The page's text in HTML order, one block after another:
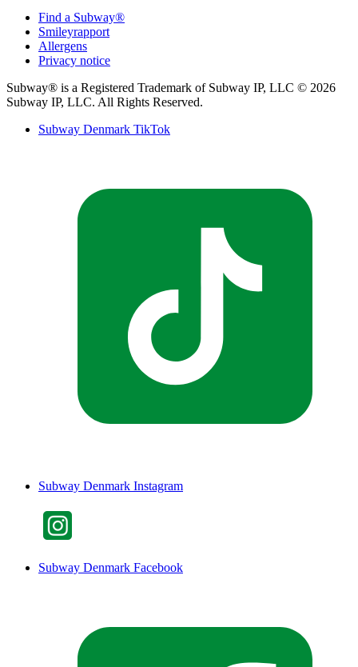
Find a Subway®​​​​‌ ‍ ​‍​‍‌‍ ‌ ​‍‌‍‍‌‌‍‌ ‌‍‍‌‌‍ ‍​‍​‍​ ‍‍​‍​‍‌ ​ ‌‍​‌‌‍ ‍‌‍‍‌‌ ‌​‌ ‍‌​‍ ‍‌‍‍‌‌‍ ​‍​‍​‍ ​​‍​‍‌‍‍​‌ ​‍‌‍‌‌‌‍‌‍​‍​‍​ ‍‍​‍​‍‌‍‍​‌ ‌​‌ ‌​‌ ​​‌ ​ ​ ‍‍​‍ ​‍ ‌‍ ‍‌‍ ‌ ​‍‌‍‌​‌‍‍‌‌‍​ ​‍ ‌‌‍​‍‌‍‍‌‌ ‌​‌‍‌‌‌ ​ ​‍ ‌‌‍‌ ‌ ​‍‌‍ ‌ ‌‌‌ ​​​‍ ‌‌ ​ ‌ ‌​‌ ‌‌‌‍‌​‌‍‍‌‌‍ ​‍ ‍‌ ‌‍‌‍‌‌‌ ​‍‌‍​ ‌‍‌‌‌‍ ​​‍ ‍‌‍​‌‌ ​​‌ ​​​‍ ‌‍‍‌‌‍ ‍‌ ‌​‌‍‌‌‌‍ ‍‌ ‌​​‍ ‌‍‌‌‌‍‌​‌‍‍‌‌ ‌​​‍ ‌‍ ‌‌‍ ‌‍‌​‌‍‌‌​ ‌‌ ​​‌ ​‍‌‍‌‌‌ ​ ‌‍‌‌‌‍ ‍‌ ‌​‌‍​‌‌ ‌​‌‍‍‌‌‍ ‌‍ ‍​ ‍ ‌‍‍‌‌‍‌​​ ‌‌‍​‍​ ​‌​ ‌​​ ‌‍​ ‌ ​ ‍​​ ‍​​ ​‍​‍ ‌​ ‌‍​ ‌‌​ ‌​‌‍‌‍​‍ ‌​ ‌​​ ‌‍​ ​‌​ ‌‍​‍ ‌​ ‍‌​ ‍‌​ ‌‌​ ‌‌​‍ ‌‌‍‌‍​ ‍​‌‍​‍‌‍‌​​ ‍‌​ ​‌‌‍​‍​ ‍​​ ‍​‌‍‌‌​ ​ ​ ‍​​ ‍ ‌ ‌​‌ ‍‌‌ ​​‌‍‌‌​ ‌‌ ‌ ‌‍‌‌‌‍​‍‌ ​ ‌‍‍‌‌ ‌​‌‍‌‌‌​ ‍‌‍​‌‌ ‌‍‌‍‍‌‌‍‌ ‌‍​‌‌ ‌​‌‍‍‌‌‍ ‌‍ ‍‌​‍‌‌ ‌​‌‍‌‌‌‍ ‌​ ‍ ‌ ​​‌‍​‌‌ ‌​‌‍‍​​ ‌‌‍ ​‌‍​‌‌‍​‍‌‍‌‌‌‍ ​​‍‌‌​ ‌‌‌​​‍‌‌ ‌‍‍ ‌‍‌‌‌ ‍‌​‍‌‌​ ​ ‌​‌​​‍‌‌​ ​ ‌​‌​​‍‌‌​ ​‍​ ​‍‌‍‌‌‌‍ ‍​‍‌‌​ ​‍​ ​‍​‍‌‌​ ‌‌‌​‌​​‍ ‍‌ ‌‍‌‍​‌‌‍ ​‌ ‌‌‌‍‌‌​ ‌‍​‍‌‍​‌‌ ​ ‌‍‌‌‌‌‌‌‌ ​‍‌‍ ​​ ‌‌‍‍​‌ ‌​‌ ‌​‌ ​​‌ ​ ​‍‌‌​ ​ ‌​​‌​‍‌‌​ ​‍‌​‌‍​‍‌‌​ ​‍‌​‌‍‌‍ ‍‌‍ ‌ ​‍‌‍‌​‌‍‍‌‌‍​ ​‍ ‌‌‍​‍‌‍‍‌‌ ‌​‌‍‌‌‌ ​ ​‍ ‌‌‍‌ ‌ ​‍‌‍ ‌ ‌‌‌ ​​​‍ ‌‌ ​ ‌ ‌​‌ ‌‌‌‍‌​‌‍‍‌‌‍ ​‍ ‍‌ ‌‍‌‍‌‌‌ ​‍‌‍​ ‌‍‌‌‌‍ ​​‍ ‍‌‍​‌‌ ​​‌ ​​​‍‌‍‌‍‍‌‌‍‌​​ ‌‌‍​‍​ ​‌​ ‌​​ ‌‍​ ‌ ​ ‍​​ ‍​​ ​‍​‍ ‌​ ‌‍​ ‌‌​ ‌​‌‍‌‍​‍ ‌​ ‌​​ ‌‍​ ​‌​ ‌‍​‍ ‌​ ‍‌​ ‍‌​ ‌‌​ ‌‌​‍ ‌‌‍‌‍​ ‍​‌‍​‍‌‍‌​​ ‍‌​ ​‌‌‍​‍​ ‍​​ ‍​‌‍‌‌​ ​ ​ ‍​​‍‌‍‌ ‌​‌ ‍‌‌ ​​‌‍‌‌​ ‌‌ ‌ ‌‍‌‌‌‍​‍‌ ​ ‌‍‍‌‌ ‌​‌‍‌‌‌​ ‍‌‍​‌‌ ‌‍‌‍‍‌‌‍‌ ‌‍​‌‌ ‌​‌‍‍‌‌‍ ‌‍ ‍‌​‍‌‌ ‌​‌‍‌‌‌‍ ‌​‍‌‍‌ ​​‌‍​‌‌ ‌​‌‍‍​​ ‌‌‍ ​‌‍​‌‌‍​‍‌‍‌‌‌‍ ​​‍‌‌​ ‌‌‌​​‍‌‌ ‌‍‍ ‌‍‌‌‌ ‍‌​‍‌‌​ ​ ‌​‌​​‍‌‌​ ​ ‌​‌​​‍‌‌​ ​‍​ ​‍‌‍‌‌‌‍ ‍​‍‌‌​ ​‍​ ​‍​‍‌‌​ ‌‌‌​‌​​‍ ‍‌ ‌‍‌‍​‌‌‍ ​‌ ‌‌‌‍‌‌​‍‌‍‌ ​​‌‍‌‌‌ ​‍‌ ​ ‌ ​​‌‍‌‌‌‍​ ‌ ‌​‌‍‍‌‌ ‌‍‌‍‌‌​ ‌‌ ​​‌ ‌‌‌‍​‍‌‍ ​‌‍‍‌‌ ​ ‌‍‍​‌‍‌‌‌‍‌​​‍​‍‌ ‌
Smileyrapport​​​​‌ ‍ ​‍​‍‌‍ ‌ ​‍‌‍‍‌‌‍‌ ‌‍‍‌‌‍ ‍​‍​‍​ ‍‍​‍​‍‌ ​ ‌‍​‌‌‍ ‍‌‍‍‌‌ ‌​‌ ‍‌​‍ ‍‌‍‍‌‌‍ ​‍​‍​‍ ​​‍​‍‌‍‍​‌ ​‍‌‍‌‌‌‍‌‍​‍​‍​ ‍‍​‍​‍‌‍‍​‌ ‌​‌ ‌​‌ ​​‌ ​ ​ ‍‍​‍ ​‍ ‌‍ ‍‌‍ ‌ ​‍‌‍‌​‌‍‍‌‌‍​ ​‍ ‌‌‍​‍‌‍‍‌‌ ‌​‌‍‌‌‌ ​ ​‍ ‌‌‍‌ ‌ ​‍‌‍ ‌ ‌‌‌ ​​​‍ ‌‌ ​ ‌ ‌​‌ ‌‌‌‍‌​‌‍‍‌‌‍ ​‍ ‍‌ ‌‍‌‍‌‌‌ ​‍‌‍​ ‌‍‌‌‌‍ ​​‍ ‍‌‍​‌‌ ​​‌ ​​​‍ ‌‍‍‌‌‍ ‍‌ ‌​‌‍‌‌‌‍ ‍‌ ‌​​‍ ‌‍‌‌‌‍‌​‌‍‍‌‌ ‌​​‍ ‌‍ ‌‌‍ ‌‍‌​‌‍‌‌​ ‌‌ ​​‌ ​‍‌‍‌‌‌ ​ ‌‍‌‌‌‍ ‍‌ ‌​‌‍​‌‌ ‌​‌‍‍‌‌‍ ‌‍ ‍​ ‍ ‌‍‍‌‌‍‌​​ ‌‌‍​‍​ ‌ ​ ​​‌‍‌‍‌‍‌‌​ ‍​‌‍‌‌​ ‌‍​‍ ‌‌‍​ ‌‍‌‌‌‍‌​​ ‌‍​‍ ‌​ ‌​‌‍​‍​ ​ ​ ​‌​‍ ‌​ ‍‌​ ​​‌‍‌‌​ ‌‍​‍ ‌​ ‌‍​ ​ ‌‍‌‌​ ​ ​ ​​‌‍​ ​ ‍‌​ ​​​ ‌​​ ​ ​ ​‍​ ‍​​ ‍ ‌ ‌​‌ ‍‌‌ ​​‌‍‌‌​ ‌‌ ‌ ‌‍‌‌‌‍​‍‌ ​ ‌‍‍‌‌ ‌​‌‍‌‌‌​ ‍‌‍​‌‌ ‌‍‌‍‍‌‌‍‌ ‌‍​‌‌ ‌​‌‍‍‌‌‍ ‌‍ ‍‌​‍‌‌ ‌​‌‍‌‌‌‍ ‌​ ‍ ‌ ​​‌‍​‌‌ ‌​‌‍‍​​ ‌‌‍ ​‌‍​‌‌‍​‍‌‍‌‌‌‍ ​​‍‌‌​ ‌‌‌​​‍‌‌ ‌‍‍ ‌‍‌‌‌ ‍‌​‍‌‌​ ​ ‌​‌​​‍‌‌​ ​ ‌​‌​​‍‌‌​ ​‍​ ​‍‌‍‌‌‌‍ ‍​‍‌‌​ ​‍​ ​‍​‍‌‌​ ‌‌‌​‌​​‍ ‍‌ ‌‍‌‍​‌‌‍ ​‌ ‌‌‌‍‌‌​ ‌‍​‍‌‍​‌‌ ​ ‌‍‌‌‌‌‌‌‌ ​‍‌‍ ​​ ‌‌‍‍​‌ ‌​‌ ‌​‌ ​​‌ ​ ​‍‌‌​ ​ ‌​​‌​‍‌‌​ ​‍‌​‌‍​‍‌‌​ ​‍‌​‌‍‌‍ ‍‌‍ ‌ ​‍‌‍‌​‌‍‍‌‌‍​ ​‍ ‌‌‍​‍‌‍‍‌‌ ‌​‌‍‌‌‌ ​ ​‍ ‌‌‍‌ ‌ ​‍‌‍ ‌ ‌‌‌ ​​​‍ ‌‌ ​ ‌ ‌​‌ ‌‌‌‍‌​‌‍‍‌‌‍ ​‍ ‍‌ ‌‍‌‍‌‌‌ ​‍‌‍​ ‌‍‌‌‌‍ ​​‍ ‍‌‍​‌‌ ​​‌ ​​​‍‌‍‌‍‍‌‌‍‌​​ ‌‌‍​‍​ ‌ ​ ​​‌‍‌‍‌‍‌‌​ ‍​‌‍‌‌​ ‌‍​‍ ‌‌‍​ ‌‍‌‌‌‍‌​​ ‌‍​‍ ‌​ ‌​‌‍​‍​ ​ ​ ​‌​‍ ‌​ ‍‌​ ​​‌‍‌‌​ ‌‍​‍ ‌​ ‌‍​ ​ ‌‍‌‌​ ​ ​ ​​‌‍​ ​ ‍‌​ ​​​ ‌​​ ​ ​ ​‍​ ‍​​‍‌‍‌ ‌​‌ ‍‌‌ ​​‌‍‌‌​ ‌‌ ‌ ‌‍‌‌‌‍​‍‌ ​ ‌‍‍‌‌ ‌​‌‍‌‌‌​ ‍‌‍​‌‌ ‌‍‌‍‍‌‌‍‌ ‌‍​‌‌ ‌​‌‍‍‌‌‍ ‌‍ ‍‌​‍‌‌ ‌​‌‍‌‌‌‍ ‌​‍‌‍‌ ​​‌‍​‌‌ ‌​‌‍‍​​ ‌‌‍ ​‌‍​‌‌‍​‍‌‍‌‌‌‍ ​​‍‌‌​ ‌‌‌​​‍‌‌ ‌‍‍ ‌‍‌‌‌ ‍‌​‍‌‌​ ​ ‌​‌​​‍‌‌​ ​ ‌​‌​​‍‌‌​ ​‍​ ​‍‌‍‌‌‌‍ ‍​‍‌‌​ ​‍​ ​‍​‍‌‌​ ‌‌‌​‌​​‍ ‍‌ ‌‍‌‍​‌‌‍ ​‌ ‌‌‌‍‌‌​‍‌‍‌ ​​‌‍‌‌‌ ​‍‌ ​ ‌ ​​‌‍‌‌‌‍​ ‌ ‌​‌‍‍‌‌ ‌‍‌‍‌‌​ ‌‌ ​​‌ ‌‌‌‍​‍‌‍ ​‌‍‍‌‌ ​ ‌‍‍​‌‍‌‌‌‍‌​​‍​‍‌ ‌
Allergens​​​​‌ ‍ ​‍​‍‌‍ ‌ ​‍‌‍‍‌‌‍‌ ‌‍‍‌‌‍ ‍​‍​‍​ ‍‍​‍​‍‌ ​ ‌‍​‌‌‍ ‍‌‍‍‌‌ ‌​‌ ‍‌​‍ ‍‌‍‍‌‌‍ ​‍​‍​‍ ​​‍​‍‌‍‍​‌ ​‍‌‍‌‌‌‍‌‍​‍​‍​ ‍‍​‍​‍‌‍‍​‌ ‌​‌ ‌​‌ ​​‌ ​ ​ ‍‍​‍ ​‍ ‌‍ ‍‌‍ ‌ ​‍‌‍‌​‌‍‍‌‌‍​ ​‍ ‌‌‍​‍‌‍‍‌‌ ‌​‌‍‌‌‌ ​ ​‍ ‌‌‍‌ ‌ ​‍‌‍ ‌ ‌‌‌ ​​​‍ ‌‌ ​ ‌ ‌​‌ ‌‌‌‍‌​‌‍‍‌‌‍ ​‍ ‍‌ ‌‍‌‍‌‌‌ ​‍‌‍​ ‌‍‌‌‌‍ ​​‍ ‍‌‍​‌‌ ​​‌ ​​​‍ ‌‍‍‌‌‍ ‍‌ ‌​‌‍‌‌‌‍ ‍‌ ‌​​‍ ‌‍‌‌‌‍‌​‌‍‍‌‌ ‌​​‍ ‌‍ ‌‌‍ ‌‍‌​‌‍‌‌​ ‌‌ ​​‌ ​‍‌‍‌‌‌ ​ ‌‍‌‌‌‍ ‍‌ ‌​‌‍​‌‌ ‌​‌‍‍‌‌‍ ‌‍ ‍​ ‍ ‌‍‍‌‌‍‌​​ ‌​ ‌​​ ‍​​ ‌ ‌‍​‍​ ‌​​ ​‌​ ​​‌‍‌​​‍ ‌‌‍‌​​ ‍​‌‍​‍‌‍​‍​‍ ‌​ ‌​‌‍‌‍​ ​​​ ‌​​‍ ‌‌‍​‍​ ‌ ​ ‌ ​ ​ ​‍ ‌​ ‌‍​ ‍‌‌‍‌‍​ ‌​​ ‍​‌‍​ ​ ​‌‌‍‌‍‌‍​ ‌‍‌‍​ ‌‍​ ‌‌​ ‍ ‌ ‌​‌ ‍‌‌ ​​‌‍‌‌​ ‌‌ ‌ ‌‍‌‌‌‍​‍‌ ​ ‌‍‍‌‌ ‌​‌‍‌‌‌​ ‍‌‍​‌‌ ‌‍‌‍‍‌‌‍‌ ‌‍​‌‌ ‌​‌‍‍‌‌‍ ‌‍ ‍‌​‍‌‌ ‌​‌‍‌‌‌‍ ‌​ ‍ ‌ ​​‌‍​‌‌ ‌​‌‍‍​​ ‌‌‍ ​‌‍​‌‌‍​‍‌‍‌‌‌‍ ​​‍‌‌​ ‌‌‌​​‍‌‌ ‌‍‍ ‌‍‌‌‌ ‍‌​‍‌‌​ ​ ‌​‌​​‍‌‌​ ​ ‌​‌​​‍‌‌​ ​‍​ ​‍‌‍‌‌‌‍ ‍​‍‌‌​ ​‍​ ​‍​‍‌‌​ ‌‌‌​‌​​‍ ‍‌ ‌‍‌‍​‌‌‍ ​‌ ‌‌‌‍‌‌​ ‌‍​‍‌‍​‌‌ ​ ‌‍‌‌‌‌‌‌‌ ​‍‌‍ ​​ ‌‌‍‍​‌ ‌​‌ ‌​‌ ​​‌ ​ ​‍‌‌​ ​ ‌​​‌​‍‌‌​ ​‍‌​‌‍​‍‌‌​ ​‍‌​‌‍‌‍ ‍‌‍ ‌ ​‍‌‍‌​‌‍‍‌‌‍​ ​‍ ‌‌‍​‍‌‍‍‌‌ ‌​‌‍‌‌‌ ​ ​‍ ‌‌‍‌ ‌ ​‍‌‍ ‌ ‌‌‌ ​​​‍ ‌‌ ​ ‌ ‌​‌ ‌‌‌‍‌​‌‍‍‌‌‍ ​‍ ‍‌ ‌‍‌‍‌‌‌ ​‍‌‍​ ‌‍‌‌‌‍ ​​‍ ‍‌‍​‌‌ ​​‌ ​​​‍‌‍‌‍‍‌‌‍‌​​ ‌​ ‌​​ ‍​​ ‌ ‌‍​‍​ ‌​​ ​‌​ ​​‌‍‌​​‍ ‌‌‍‌​​ ‍​‌‍​‍‌‍​‍​‍ ‌​ ‌​‌‍‌‍​ ​​​ ‌​​‍ ‌‌‍​‍​ ‌ ​ ‌ ​ ​ ​‍ ‌​ ‌‍​ ‍‌‌‍‌‍​ ‌​​ ‍​‌‍​ ​ ​‌‌‍‌‍‌‍​ ‌‍‌‍​ ‌‍​ ‌‌​‍‌‍‌ ‌​‌ ‍‌‌ ​​‌‍‌‌​ ‌‌ ‌ ‌‍‌‌‌‍​‍‌ ​ ‌‍‍‌‌ ‌​‌‍‌‌‌​ ‍‌‍​‌‌ ‌‍‌‍‍‌‌‍‌ ‌‍​‌‌ ‌​‌‍‍‌‌‍ ‌‍ ‍‌​‍‌‌ ‌​‌‍‌‌‌‍ ‌​‍‌‍‌ ​​‌‍​‌‌ ‌​‌‍‍​​ ‌‌‍ ​‌‍​‌‌‍​‍‌‍‌‌‌‍ ​​‍‌‌​ ‌‌‌​​‍‌‌ ‌‍‍ ‌‍‌‌‌ ‍‌​‍‌‌​ ​ ‌​‌​​‍‌‌​ ​ ‌​‌​​‍‌‌​ ​‍​ ​‍‌‍‌‌‌‍ ‍​‍‌‌​ ​‍​ ​‍​‍‌‌​ ‌‌‌​‌​​‍ ‍‌ ‌‍‌‍​‌‌‍ ​‌ ‌‌‌‍‌‌​‍‌‍‌ ​​‌‍‌‌‌ ​‍‌ ​ ‌ ​​‌‍‌‌‌‍​ ‌ ‌​‌‍‍‌‌ ‌‍‌‍‌‌​ ‌‌ ​​‌ ‌‌‌‍​‍‌‍ ​‌‍‍‌‌ ​ ‌‍‍​‌‍‌‌‌‍‌​​‍​‍‌ ‌
Privacy notice​​​​‌ ‍ ​‍​‍‌‍ ‌ ​‍‌‍‍‌‌‍‌ ‌‍‍‌‌‍ ‍​‍​‍​ ‍‍​‍​‍‌ ​ ‌‍​‌‌‍ ‍‌‍‍‌‌ ‌​‌ ‍‌​‍ ‍‌‍‍‌‌‍ ​‍​‍​‍ ​​‍​‍‌‍‍​‌ ​‍‌‍‌‌‌‍‌‍​‍​‍​ ‍‍​‍​‍‌‍‍​‌ ‌​‌ ‌​‌ ​​‌ ​ ​ ‍‍​‍ ​‍ ‌‍ ‍‌‍ ‌ ​‍‌‍‌​‌‍‍‌‌‍​ ​‍ ‌‌‍​‍‌‍‍‌‌ ‌​‌‍‌‌‌ ​ ​‍ ‌‌‍‌ ‌ ​‍‌‍ ‌ ‌‌‌ ​​​‍ ‌‌ ​ ‌ ‌​‌ ‌‌‌‍‌​‌‍‍‌‌‍ ​‍ ‍‌ ‌‍‌‍‌‌‌ ​‍‌‍​ ‌‍‌‌‌‍ ​​‍ ‍‌‍​‌‌ ​​‌ ​​​‍ ‌‍‍‌‌‍ ‍‌ ‌​‌‍‌‌‌‍ ‍‌ ‌​​‍ ‌‍‌‌‌‍‌​‌‍‍‌‌ ‌​​‍ ‌‍ ‌‌‍ ‌‍‌​‌‍‌‌​ ‌‌ ​​‌ ​‍‌‍‌‌‌ ​ ‌‍‌‌‌‍ ‍‌ ‌​‌‍​‌‌ ‌​‌‍‍‌‌‍ ‌‍ ‍​ ‍ ‌‍‍‌‌‍‌​​ ‌​ ‍‌​ ‍​‌‍​‍‌‍‌​‌‍​‍​ ‌​​ ‌ ​ ​‍​‍ ‌‌‍‌​‌‍​ ‌‍‌‌‌‍‌‍​‍ ‌​ ‌​​ ‍​​ ​‍​ ‌‍​‍ ‌‌‍​‌‌‍​ ‌‍​ ​ ‌ ​‍ ‌​ ​ ​ ​ ​ ‌‌​ ​​‌‍​‌​ ‌‌​ ​‍‌‍​ ‌‍‌​​ ‌​‌‍‌‌​ ‌‌​ ‍ ‌ ‌​‌ ‍‌‌ ​​‌‍‌‌​ ‌‌ ‌ ‌‍‌‌‌‍​‍‌ ​ ‌‍‍‌‌ ‌​‌‍‌‌‌​ ‍‌‍​‌‌ ‌‍‌‍‍‌‌‍‌ ‌‍​‌‌ ‌​‌‍‍‌‌‍ ‌‍ ‍‌​‍‌‌ ‌​‌‍‌‌‌‍ ‌​ ‍ ‌ ​​‌‍​‌‌ ‌​‌‍‍​​ ‌‌‍ ​‌‍​‌‌‍​‍‌‍‌‌‌‍ ​​‍‌‌​ ‌‌‌​​‍‌‌ ‌‍‍ ‌‍‌‌‌ ‍‌​‍‌‌​ ​ ‌​‌​​‍‌‌​ ​ ‌​‌​​‍‌‌​ ​‍​ ​‍‌‍‌‌‌‍ ‍​‍‌‌​ ​‍​ ​‍​‍‌‌​ ‌‌‌​‌​​‍ ‍‌ ‌‍‌‍​‌‌‍ ​‌ ‌‌‌‍‌‌​ ‌‍​‍‌‍​‌‌ ​ ‌‍‌‌‌‌‌‌‌ ​‍‌‍ ​​ ‌‌‍‍​‌ ‌​‌ ‌​‌ ​​‌ ​ ​‍‌‌​ ​ ‌​​‌​‍‌‌​ ​‍‌​‌‍​‍‌‌​ ​‍‌​‌‍‌‍ ‍‌‍ ‌ ​‍‌‍‌​‌‍‍‌‌‍​ ​‍ ‌‌‍​‍‌‍‍‌‌ ‌​‌‍‌‌‌ ​ ​‍ ‌‌‍‌ ‌ ​‍‌‍ ‌ ‌‌‌ ​​​‍ ‌‌ ​ ‌ ‌​‌ ‌‌‌‍‌​‌‍‍‌‌‍ ​‍ ‍‌ ‌‍‌‍‌‌‌ ​‍‌‍​ ‌‍‌‌‌‍ ​​‍ ‍‌‍​‌‌ ​​‌ ​​​‍‌‍‌‍‍‌‌‍‌​​ ‌​ ‍‌​ ‍​‌‍​‍‌‍‌​‌‍​‍​ ‌​​ ‌ ​ ​‍​‍ ‌‌‍‌​‌‍​ ‌‍‌‌‌‍‌‍​‍ ‌​ ‌​​ ‍​​ ​‍​ ‌‍​‍ ‌‌‍​‌‌‍​ ‌‍​ ​ ‌ ​‍ ‌​ ​ ​ ​ ​ ‌‌​ ​​‌‍​‌​ ‌‌​ ​‍‌‍​ ‌‍‌​​ ‌​‌‍‌‌​ ‌‌​‍‌‍‌ ‌​‌ ‍‌‌ ​​‌‍‌‌​ ‌‌ ‌ ‌‍‌‌‌‍​‍‌ ​ ‌‍‍‌‌ ‌​‌‍‌‌‌​ ‍‌‍​‌‌ ‌‍‌‍‍‌‌‍‌ ‌‍​‌‌ ‌​‌‍‍‌‌‍ ‌‍ ‍‌​‍‌‌ ‌​‌‍‌‌‌‍ ‌​‍‌‍‌ ​​‌‍​‌‌ ‌​‌‍‍​​ ‌‌‍ ​‌‍​‌‌‍​‍‌‍‌‌‌‍ ​​‍‌‌​ ‌‌‌​​‍‌‌ ‌‍‍ ‌‍‌‌‌ ‍‌​‍‌‌​ ​ ‌​‌​​‍‌‌​ ​ ‌​‌​​‍‌‌​ ​‍​ ​‍‌‍‌‌‌‍ ‍​‍‌‌​ ​‍​ ​‍​‍‌‌​ ‌‌‌​‌​​‍ ‍‌ ‌‍‌‍​‌‌‍ ​‌ ‌‌‌‍‌‌​‍‌‍‌ ​​‌‍‌‌‌ ​‍‌ ​ ‌ ​​‌‍‌‌‌‍​ ‌ ‌​‌‍‍‌‌ ‌‍‌‍‌‌​ ‌‌ ​​‌ ‌‌‌‍​‍‌‍ ​‌‍‍‌‌ ​ ‌‍‍​‌‍‌‌‌‍‌​​‍​‍‌ ‌
Subway® is a Registered Trademark of Subway IP, LLC © 2026
Subway IP, LLC. All Rights Reserved.​​​​‌ ‍ ​‍​‍‌‍ ‌ ​‍‌‍‍‌‌‍‌ ‌‍‍‌‌‍ ‍​‍​‍​ ‍‍​‍​‍‌ ​ ‌‍​‌‌‍ ‍‌‍‍‌‌ ‌​‌ ‍‌​‍ ‍‌‍‍‌‌‍ ​‍​‍​‍ ​​‍​‍‌‍‍​‌ ​‍‌‍‌‌‌‍‌‍​‍​‍​ ‍‍​‍​‍‌‍‍​‌ ‌​‌ ‌​‌ ​​‌ ​ ​ ‍‍​‍ ​‍ ‌‍ ‍‌‍ ‌ ​‍‌‍‌​‌‍‍‌‌‍​ ​‍ ‌‌‍​‍‌‍‍‌‌ ‌​‌‍‌‌‌ ​ ​‍ ‌‌‍‌ ‌ ​‍‌‍ ‌ ‌‌‌ ​​​‍ ‌‌ ​ ‌ ‌​‌ ‌‌‌‍‌​‌‍‍‌‌‍ ​‍ ‍‌ ‌‍‌‍‌‌‌ ​‍‌‍​ ‌‍‌‌‌‍ ​​‍ ‍‌‍​‌‌ ​​‌ ​​​‍ ‌‍‍‌‌‍ ‍‌ ‌​‌‍‌‌‌‍ ‍‌ ‌​​‍ ‌‍‌‌‌‍‌​‌‍‍‌‌ ‌​​‍ ‌‍ ‌‌‍ ‌‍‌​‌‍‌‌​ ‌‌ ​​‌ ​‍‌‍‌‌‌ ​ ‌‍‌‌‌‍ ‍‌ ‌​‌‍​‌‌ ‌​‌‍‍‌‌‍ ‌‍ ‍​ ‍ ‌‍‍‌‌‍‌​​ ‌​ ‌‍​ ​ ‌‍‌​​ ‌‌​ ​ ‌‍​‍​ ​‌​ ​​​‍ ‌​ ​‍​ ​‌​ ‌‌​ ​​​‍ ‌​ ‌​‌‍​ ‌‍​ ​ ​​​‍ ‌​ ‍​‌‍‌‌​ ‍‌​ ​‍​‍ ‌​ ‌ ‌‍‌‌​ ​‍​ ​‌​ ​‍​ ​ ​ ​ ‌‍‌‍‌‍​‍​ ‌‌​ ‍​‌‍​‌​ ‍ ‌ ‌​‌ ‍‌‌ ​​‌‍‌‌​ ‌‌ ‌ ‌‍‌‌‌‍​‍‌ ​ ‌‍‍‌‌ ‌​‌‍‌‌‌​‌‍‌‍ ‌‍ ‌ ‌​‌‍‌‌‌ ​‍​ ‍ ‌ ​​‌‍​‌‌ ‌​‌‍‍​​ ‌‌‍​ ‌‍ ‌ ​​‌ ‍‌‌ ​‍‌‍‍‌‌‍‌ ‌‍‍​‌ ‌​‌​ ‍‌‍ ‌ ‌​‌‍‍‌‌‍​ ‌‍‌‌​‍‌‌​ ‌‌‌​​‍‌‌ ‌‍‍ ‌‍‌‌‌ ‍‌​‍‌‌​ ​ ‌​‌​​‍‌‌​ ​ ‌​‌​​‍‌‌​ ​‍​ ​‍‌‍‌‌‌‍ ‍​‍‌‌​ ​‍​ ​‍​‍‌‌​ ‌‌‌​‌​​‍ ‍‌ ‌‍‌‍​‌‌‍ ​‌ ‌‌‌‍‌‌​ ‌‍​‍‌‍​‌‌ ​ ‌‍‌‌‌‌‌‌‌ ​‍‌‍ ​​ ‌‌‍‍​‌ ‌​‌ ‌​‌ ​​‌ ​ ​‍‌‌​ ​ ‌​​‌​‍‌‌​ ​‍‌​‌‍​‍‌‌​ ​‍‌​‌‍‌‍ ‍‌‍ ‌ ​‍‌‍‌​‌‍‍‌‌‍​ ​‍ ‌‌‍​‍‌‍‍‌‌ ‌​‌‍‌‌‌ ​ ​‍ ‌‌‍‌ ‌ ​‍‌‍ ‌ ‌‌‌ ​​​‍ ‌‌ ​ ‌ ‌​‌ ‌‌‌‍‌​‌‍‍‌‌‍ ​‍ ‍‌ ‌‍‌‍‌‌‌ ​‍‌‍​ ‌‍‌‌‌‍ ​​‍ ‍‌‍​‌‌ ​​‌ ​​​‍‌‍‌‍‍‌‌‍‌​​ ‌​ ‌‍​ ​ ‌‍‌​​ ‌‌​ ​ ‌‍​‍​ ​‌​ ​​​‍ ‌​ ​‍​ ​‌​ ‌‌​ ​​​‍ ‌​ ‌​‌‍​ ‌‍​ ​ ​​​‍ ‌​ ‍​‌‍‌‌​ ‍‌​ ​‍​‍ ‌​ ‌ ‌‍‌‌​ ​‍​ ​‌​ ​‍​ ​ ​ ​ ‌‍‌‍‌‍​‍​ ‌‌​ ‍​‌‍​‌​‍‌‍‌ ‌​‌ ‍‌‌ ​​‌‍‌‌​ ‌‌ ‌ ‌‍‌‌‌‍​‍‌ ​ ‌‍‍‌‌ ‌​‌‍‌‌‌​‌‍‌‍ ‌‍ ‌ ‌​‌‍‌‌‌ ​‍​‍‌‍‌ ​​‌‍​‌‌ ‌​‌‍‍​​ ‌‌‍​ ‌‍ ‌ ​​‌ ‍‌‌ ​‍‌‍‍‌‌‍‌ ‌‍‍​‌ ‌​‌​ ‍‌‍ ‌ ‌​‌‍‍‌‌‍​ ‌‍‌‌​‍‌‌​ ‌‌‌​​‍‌‌ ‌‍‍ ‌‍‌‌‌ ‍‌​‍‌‌​ ​ ‌​‌​​‍‌‌​ ​ ‌​‌​​‍‌‌​ ​‍​ ​‍‌‍‌‌‌‍ ‍​‍‌‌​ ​‍​ ​‍​‍‌‌​ ‌‌‌​‌​​‍ ‍‌ ‌‍‌‍​‌‌‍ ​‌ ‌‌‌‍‌‌​‍‌‍‌ ​​‌‍‌‌‌ ​‍‌ ​ ‌ ​​‌‍‌‌‌‍​ ‌ ‌​‌‍‍‌‌ ‌‍‌‍‌‌​ ‌‌ ​​‌ ‌‌‌‍​‍‌‍ ​‌‍‍‌‌ ​ ‌‍‍​‌‍‌‌‌‍‌​​‍​‍‌ ‌
Subway Denmark TikTok
Subway Denmark Instagram
Subway Denmark Facebook